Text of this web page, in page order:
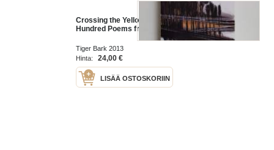
Crossing the Yellow River - Three
Hundred Poems from the Chinese
Tiger Bark 2013
Hinta:
24,00 €
LISÄÄ OSTOSKORIIN